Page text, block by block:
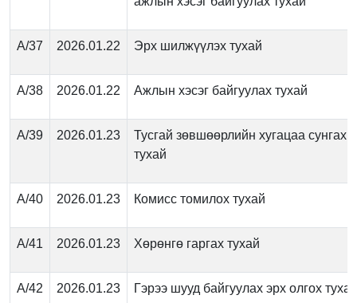
А/37 2026.01.22 Эрх шилжүүлэх тухай
А/38 2026.01.22 Ажлын хэсэг байгуулах тухай
А/39 2026.01.23
Тусгай зөвшөөрлийн хугацаа сунгах
тухай
А/40 2026.01.23 Комисс томилох тухай
А/41 2026.01.23 Хөрөнгө гаргах тухай
А/42 2026.01.23 Гэрээ шууд байгуулах эрх олгох тухай